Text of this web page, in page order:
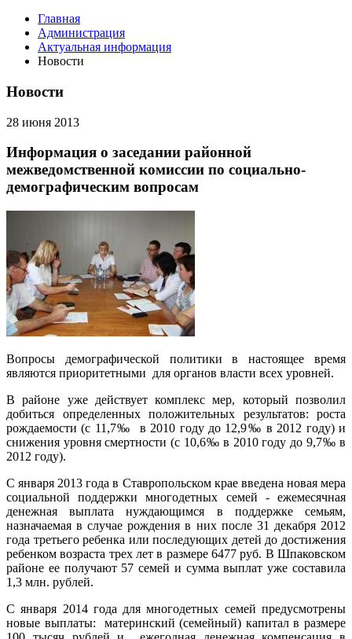
Главная
Администрация
Актуальная информация
Новости
Новости
28 июня 2013
Информация о заседании районной
межведомственной комиссии по социально-
демографическим вопросам
Вопросы демографической политики в настоящее время
являются приоритетными для органов власти всех уровней.
В районе уже действует комплекс мер, который позволил
добиться определенных положительных результатов: роста
рождаемости (с 11,7‰ в 2010 году до 12,9‰ в 2012 году) и
снижения уровня смертности (с 10,6‰ в 2010 году до 9,7‰ в
2012 году).
С января 2013 года в Ставропольском крае введена новая мера
социальной поддержки многодетных семей - ежемесячная
денежная выплата нуждающимся в поддержке семьям,
назначаемая в случае рождения в них после 31 декабря 2012
года третьего ребенка или последующих детей до достижения
ребенком возраста трех лет в размере 6477 руб. В Шпаковском
районе ее получают 57 семей и сумма выплат уже составила
1,3 млн. рублей.
С января 2014 года для многодетных семей предусмотрены
новые выплаты: материнский (семейный) капитал в размере